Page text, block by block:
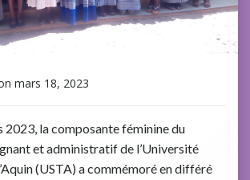
mars 18, 2023
2023, la composante féminine du
et administratif de l’Université
(USTA) a commémoré en différé